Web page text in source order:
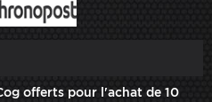
offerts pour l'achat de 10